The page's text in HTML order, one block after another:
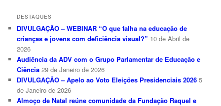
DESTAQUES
DIVULGAÇÃO – WEBINAR “O que falha na educação de
crianças e jovens com deficiência visual?” 10 de Abril de
2026
Audiência da ADV com o Grupo Parlamentar de Educação e
Ciência 29 de Janeiro de 2026
DIVULGAÇÃO – Apelo ao Voto Eleições Presidenciais 2026 5
de Janeiro de 2026
Almoço de Natal reúne comunidade da Fundação Raquel e